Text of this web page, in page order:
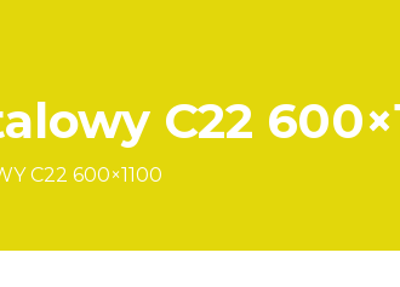
C22
C22 600×1100